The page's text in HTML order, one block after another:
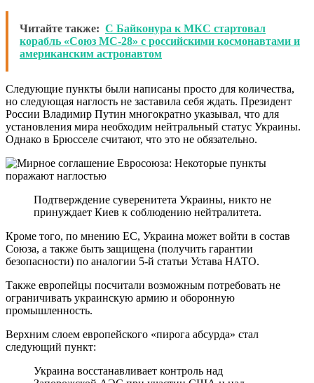
Читайте также: С Байконура к МКС стартовал
корабль «Союз МС-28» с российскими космонавтами и
американским астронавтом
Следующие пункты были написаны просто для количества,
но следующая наглость не заставила себя ждать. Президент
России Владимир Путин многократно указывал, что для
установления мира необходим нейтральный статус Украины.
Однако в Брюсселе считают, что это не обязательно.
Подтверждение суверенитета Украины, никто не
принуждает Киев к соблюдению нейтралитета.
Кроме того, по мнению ЕС, Украина может войти в состав
Союза, а также быть защищена (получить гарантии
безопасности) по аналогии 5-й статьи Устава НАТО.
Также европейцы посчитали возможным потребовать не
ограничивать украинскую армию и оборонную
промышленность.
Верхним слоем европейского «пирога абсурда» стал
следующий пункт:
Украина восстанавливает контроль над